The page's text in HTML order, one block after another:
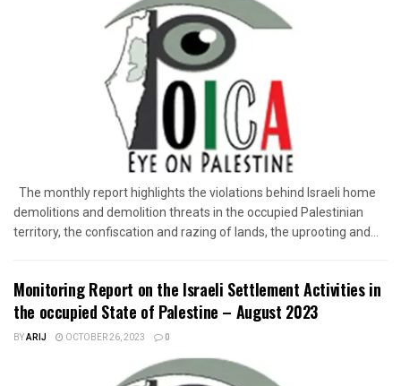
The monthly report highlights the violations behind Israeli home
demolitions and demolition threats in the occupied Palestinian
territory, the confiscation and razing of lands, the uprooting and...
Monitoring Report on the Israeli Settlement Activities in
the occupied State of Palestine – August 2023
BYARIJ OCTOBER 26, 2023 0